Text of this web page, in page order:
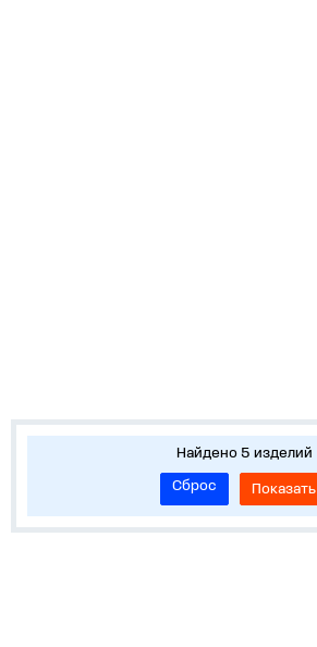
Найдено 5 изделий
Сброс
Показать